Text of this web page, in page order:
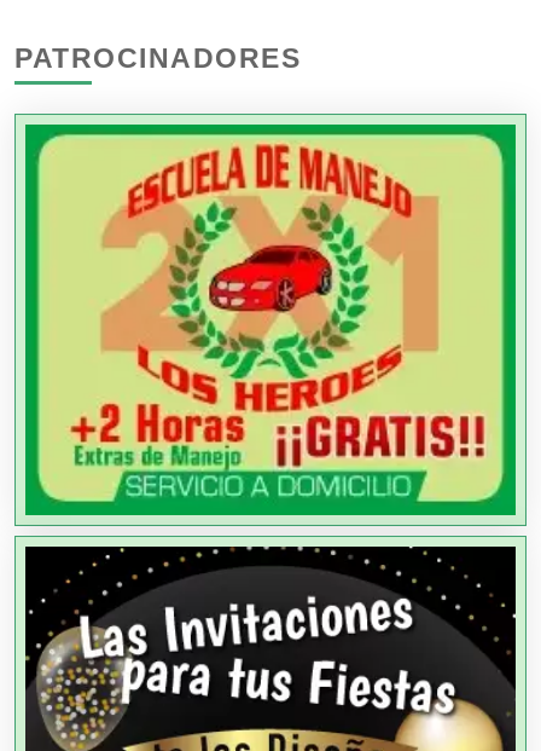
Agencias de Autos
Agencias de Cobranza
Agencias de Colocación
Agencias de Modelos
Agencias de Publicidad
Agencias de Viajes
Agricultores
Agricultura y Ganadería
Agua Purificada
PATROCINADORES